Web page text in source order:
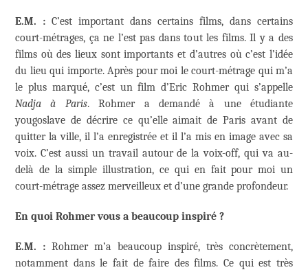
E.M. : C’est important dans certains films, dans certains
court-métrages, ça ne l’est pas dans tout les films. Il y a des
films où des lieux sont importants et d’autres où c’est l’idée
du lieu qui importe. Après pour moi le court-métrage qui m’a
le plus marqué, c’est un film d’Eric Rohmer qui s’appelle
Nadja à Paris. Rohmer a demandé à une étudiante
yougoslave de décrire ce qu’elle aimait de Paris avant de
quitter la ville, il l’a enregistrée et il l’a mis en image avec sa
voix. C’est aussi un travail autour de la voix-off, qui va au-
delà de la simple illustration, ce qui en fait pour moi un
court-métrage assez merveilleux et d’une grande profondeur.
En quoi Rohmer vous a beaucoup inspiré ?
E.M. : Rohmer m’a beaucoup inspiré, très concrètement,
notamment dans le fait de faire des films. Ce qui est très